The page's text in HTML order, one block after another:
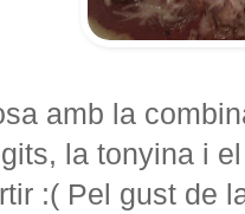
amb la
la tonyina i
:( Pel gust de